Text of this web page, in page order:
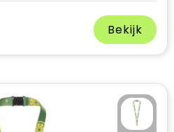
Bekijk